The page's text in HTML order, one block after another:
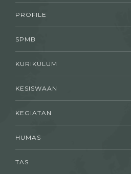
PROFILE
SPMB
KURIKULUM
KESISWAAN
KEGIATAN
HUMAS
TAS